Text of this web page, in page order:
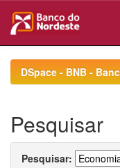
navigationDSpace - BNB -
Pesquisar
Pesquisar: